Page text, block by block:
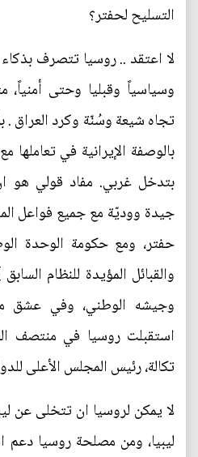
التسليح لحفتر؟
لا اعتقد .. روسيا تتصرف بذكاء
وسياسياً وقبليا وحتى أمنياً،
تجاه شيعة وسُنّة وكرد العراق .
بالوصفة الإيرانية في
بتدخل غربي. مفاد قولي هو
جيدة ووديّة مع جميع فواعل
حفتر، ومع حكومة الوحدة
والقبائل المؤيدة للنظام
وجيشه الوطني، وفي عشق
استقبلت روسيا في منتصف
تكالة، رئيس المجلس الأعلى
لا يمكن لروسيا ان تتخلى عن
ليبيا، ومن مصلحة روسيا دعم